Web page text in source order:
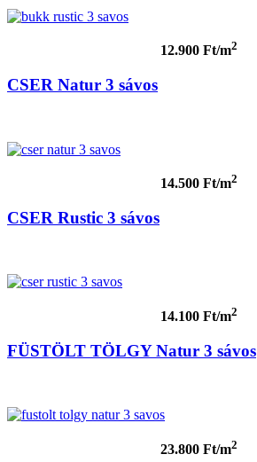
12.900 Ft/m2
CSER Natur 3 sávos
14.500 Ft/m2
CSER Rustic 3 sávos
14.100 Ft/m2
FÜSTÖLT TÖLGY Natur 3 sávos
23.800 Ft/m2